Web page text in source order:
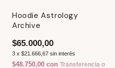
Hoodie Astrology
Archive
$65.000,00
3 x $21.666,67 sin interés
$48.750,00 con Transferencia o